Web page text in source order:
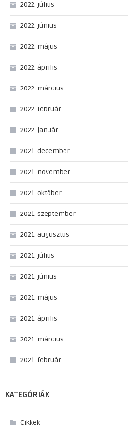
2022. július
2022. június
2022. május
2022. április
2022. március
2022. február
2022. január
2021. december
2021. november
2021. október
2021. szeptember
2021. augusztus
2021. július
2021. június
2021. május
2021. április
2021. március
2021. február
KATEGÓRIÁK
Cikkek